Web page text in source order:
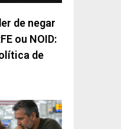
de negar
ou NOID:
de